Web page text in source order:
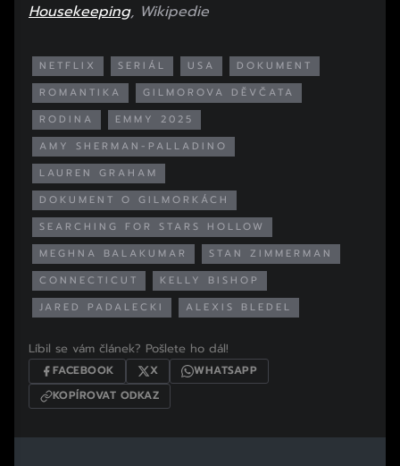
Housekeeping, Wikipedie
NETFLIX SERIÁL USA
DOKUMENT
ROMANTIKA
GILMOROVA DĚVČATA
RODINA
EMMY 2025
AMY SHERMAN-PALLADINO
LAUREN GRAHAM
DOKUMENT O GILMORKÁCH
SEARCHING FOR STARS HOLLOW
MEGHNA BALAKUMAR
STAN ZIMMERMAN
CONNECTICUT
KELLY BISHOP
JARED PADALECKI
ALEXIS BLEDEL
Líbil se vám článek? Pošlete ho dál!
FACEBOOK X
WHATSAPP
KOPÍROVAT ODKAZ